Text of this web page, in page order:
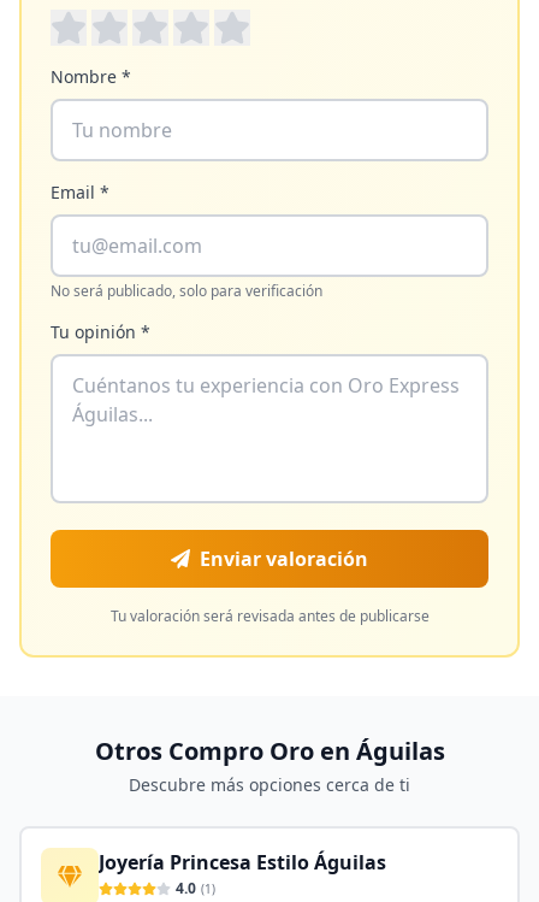
Nombre *
Email *
No será publicado, solo para verificación
Tu opinión *
Enviar valoración
Tu valoración será revisada antes de publicarse
Otros Compro Oro en Águilas
Descubre más opciones cerca de ti
Joyería Princesa Estilo Águilas
4.0 (1)